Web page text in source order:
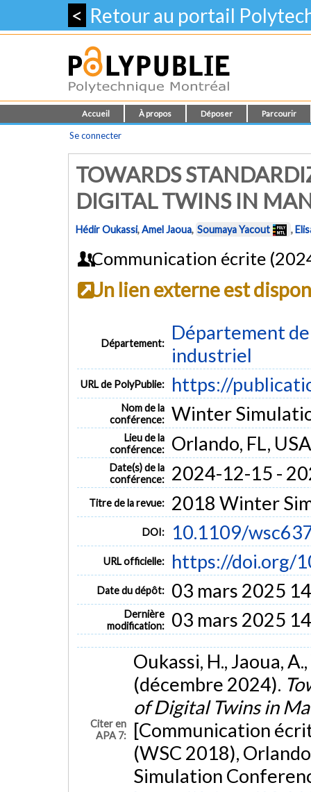
< Retour au portail
Accueil À propos Déposer Parcourir
Se connecter
TOWARDS
DIGITAL TWINS IN
Hédir Oukassi,Amel Jaoua, Soumaya Yacout ,
Communication écrite
Un lien externe est
Département:
Département
industriel
URL de PolyPublie: https://
Nom de la
conférence: Winter
Lieu de la
conférence:
Orlando, FL, USA
Date(s) de la
conférence:
2024-12-15 -
Titre de la revue: 2018 Winter
DOI: 10.1109/
URL officielle: https://doi.org/
Date du dépôt: 03 mars 2025
Dernière
modification:
03 mars 2025
Citer en
APA 7:
Oukassi, H., Jaoua,
(décembre 2024).
of Digital Twins in
[Communication
(WSC 2018),
Simulation